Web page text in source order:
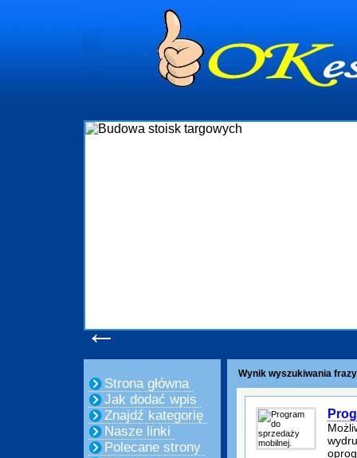
←
Strona główna
Jak dodać wpis
Znajdź kategorię
Nasze linki
Polecane strony
Wynik wyszukiwania